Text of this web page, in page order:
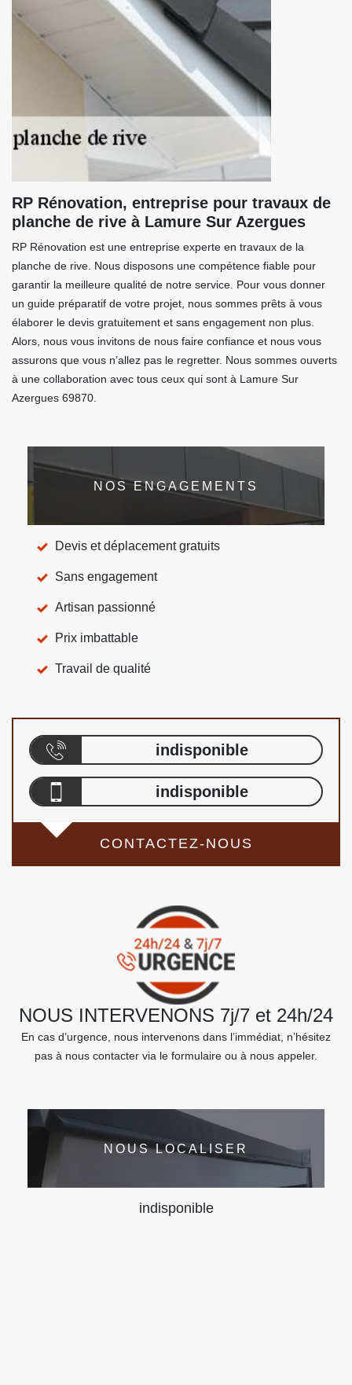
RP Rénovation, entreprise pour travaux de
planche de rive à Lamure Sur Azergues
RP Rénovation est une entreprise experte en travaux de la
planche de rive. Nous disposons une compétence fiable pour
garantir la meilleure qualité de notre service. Pour vous donner
un guide préparatif de votre projet, nous sommes prêts à vous
élaborer le devis gratuitement et sans engagement non plus.
Alors, nous vous invitons de nous faire confiance et nous vous
assurons que vous n’allez pas le regretter. Nous sommes ouverts
à une collaboration avec tous ceux qui sont à Lamure Sur
Azergues 69870.
NOS ENGAGEMENTS
Devis et déplacement gratuits
Sans engagement
Artisan passionné
Prix imbattable
Travail de qualité
indisponible
indisponible
CONTACTEZ-NOUS
NOUS INTERVENONS 7j/7 et 24h/24
En cas d’urgence, nous intervenons dans l’immédiat, n’hésitez
pas à nous contacter via le formulaire ou à nous appeler.
NOUS LOCALISER
indisponible